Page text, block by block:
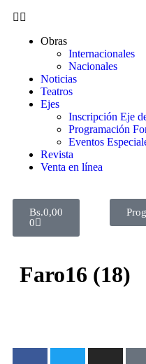
Obras
Internacionales
Nacionales
Noticias
Teatros
Ejes
Inscripción Eje
Programación
Eventos
Revista
Venta en línea
Bs.0,00
0
Faro16 (18)